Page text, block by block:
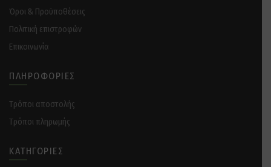
Όροι & Προϋποθέσεις
Πολιτική επιστροφών
Επικοινωνία
ΠΛΗΡΟΦΟΡΊΕΣ
Tρόποι αποστολής
Tρόποι πληρωμής
ΚΑΤΗΓΟΡΊΕΣ